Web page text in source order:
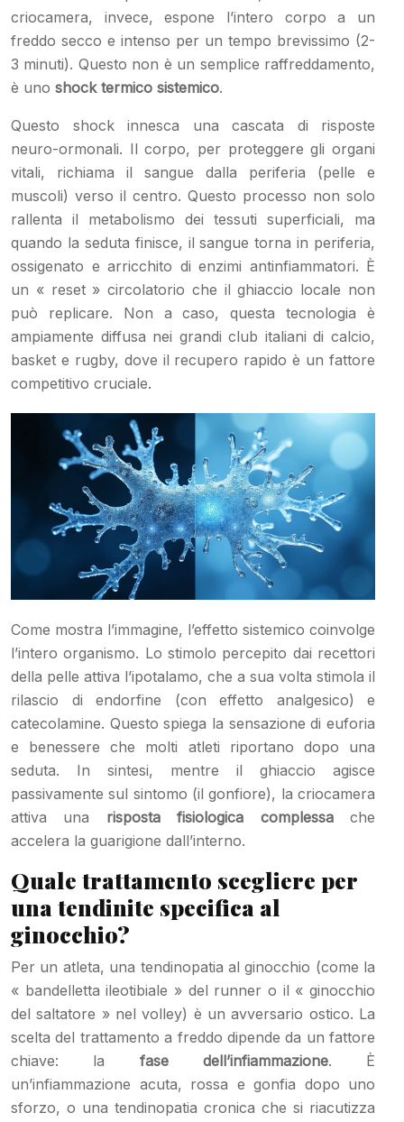
criocamera, invece, espone l’intero corpo a un
freddo secco e intenso per un tempo brevissimo (2-
3 minuti). Questo non è un semplice raffreddamento,
è uno shock termico sistemico.
Questo shock innesca una cascata di risposte
neuro-ormonali. Il corpo, per proteggere gli organi
vitali, richiama il sangue dalla periferia (pelle e
muscoli) verso il centro. Questo processo non solo
rallenta il metabolismo dei tessuti superficiali, ma
quando la seduta finisce, il sangue torna in periferia,
ossigenato e arricchito di enzimi antinfiammatori. È
un « reset » circolatorio che il ghiaccio locale non
può replicare. Non a caso, questa tecnologia è
ampiamente diffusa nei grandi club italiani di calcio,
basket e rugby, dove il recupero rapido è un fattore
competitivo cruciale.
Come mostra l’immagine, l’effetto sistemico coinvolge
l’intero organismo. Lo stimolo percepito dai recettori
della pelle attiva l’ipotalamo, che a sua volta stimola il
rilascio di endorfine (con effetto analgesico) e
catecolamine. Questo spiega la sensazione di euforia
e benessere che molti atleti riportano dopo una
seduta. In sintesi, mentre il ghiaccio agisce
passivamente sul sintomo (il gonfiore), la criocamera
attiva una risposta fisiologica complessache
accelera la guarigione dall’interno.
Quale trattamento scegliere per
una tendinite specifica al
ginocchio?
Per un atleta, una tendinopatia al ginocchio (come la
« bandelletta ileotibiale » del runner o il « ginocchio
del saltatore » nel volley) è un avversario ostico. La
scelta del trattamento a freddo dipende da un fattore
chiave: la fase dell’infiammazione. È
un’infiammazione acuta, rossa e gonfia dopo uno
sforzo, o una tendinopatia cronica che si riacutizza